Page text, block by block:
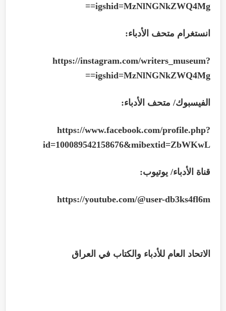
igshid=MzNlNGNkZWQ4Mg==
انستغرام متحف الأدباء:
https://instagram.com/writers_museum?
igshid=MzNlNGNkZWQ4Mg==
الفيسبوك/ متحف الأدباء:
https://www.facebook.com/profile.php?
id=100089542158676&mibextid=ZbWKwL
قناة الأدباء/ يوتيوب:
https://youtube.com/@user-db3ks4fl6m
الاتحاد العام للأدباء والكتاب في العراق